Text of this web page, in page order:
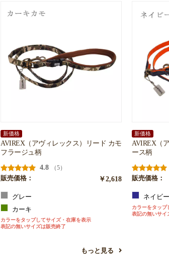
新価格
AVIREX（アヴィレックス）リード カモ
フラージュ柄
4.8
（5）
販売価格：
￥2,618
グレー
カーキ
カラーをタップしてサイズ・在庫を表示
表記の無いサイズは販売終了
もっと見る
新価格
AVIREX（
ース柄
販売価格：
ネイビー
カラーをタップ
表記の無いサイ